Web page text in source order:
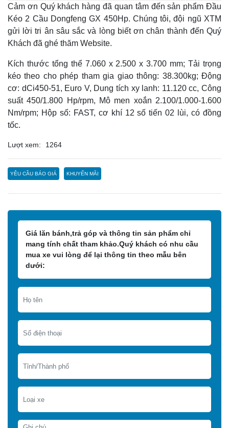
Cảm ơn Quý khách hàng đã quan tâm đến sản phẩm Đầu
Kéo 2 Cầu Dongfeng GX 450Hp. Chúng tôi, đội ngũ XTM
gửi lời tri ân sâu sắc và lòng biết ơn chân thành đến Quý
Khách đã ghé thăm Website.
Kích thước tổng thể 7.060 x 2.500 x 3.700 mm; Tải trọng
kéo theo cho phép tham gia giao thông: 38.300kg; Động
cơ: dCi450-51, Euro V, Dung tích xy lanh: 11.120 cc, Công
suất 450/1.800 Hp/rpm, Mô men xoắn 2.100/1.000-1.600
Nm/rpm; Hộp số: FAST, cơ khí 12 số tiến 02 lùi, có đồng
tốc.
Lượt xem: 1264
YÊU CẦU BÁO GIÁ KHUYẾN MÃI
Giá lăn bánh,trả góp và thông tin sản phẩm chỉ
mang tính chất tham khảo.Quý khách có nhu cầu
mua xe vui lòng để lại thông tin theo mẫu bên
dưới: